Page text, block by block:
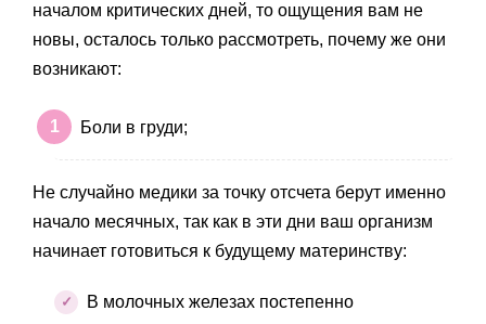
началом критических дней, то ощущения вам не
новы, осталось только рассмотреть, почему же они
возникают:
Боли в груди;
Не случайно медики за точку отсчета берут именно
начало месячных, так как в эти дни ваш организм
начинает готовиться к будущему материнству:
В молочных железах постепенно